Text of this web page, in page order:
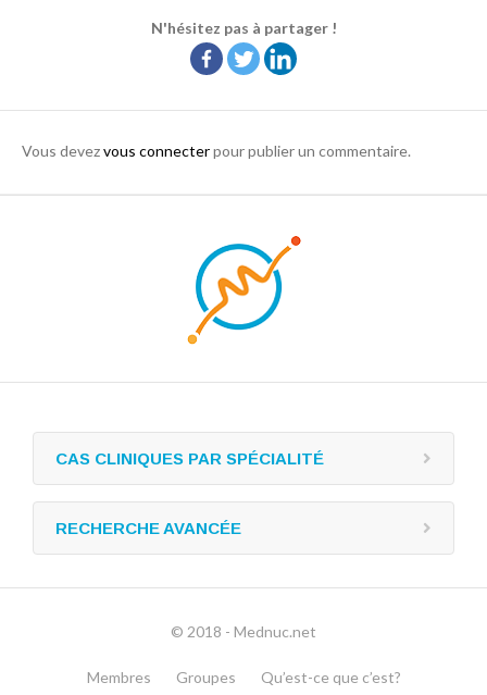
N'hésitez pas à partager !
Vous devezvous connecterpour publier un commentaire.
CAS CLINIQUES PAR SPÉCIALITÉ
RECHERCHE AVANCÉE
© 2018 - Mednuc.net
Membres Groupes
Qu’est-ce que c’est?